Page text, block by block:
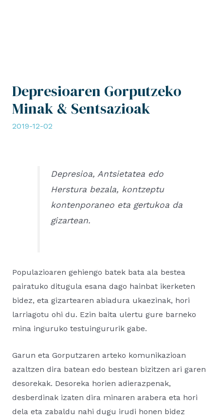
Depresioaren Gorputzeko
Minak & Sentsazioak
2019-12-02
Depresioa, Antsietatea edo
Herstura bezala, kontzeptu
kontenporaneo eta gertukoa da
gizartean.
Populazioaren gehiengo batek bata ala bestea
pairatuko ditugula esana dago hainbat ikerketen
bidez, eta gizartearen abiadura ukaezinak, hori
larriagotu ohi du. Ezin baita ulertu gure barneko
mina inguruko testuingururik gabe.
Garun eta Gorputzaren arteko komunikazioan
azaltzen dira batean edo bestean bizitzen ari garen
desorekak. Desoreka horien adierazpenak,
desberdinak izaten dira minaren arabera eta hori
dela eta zabaldu nahi dugu irudi honen bidez